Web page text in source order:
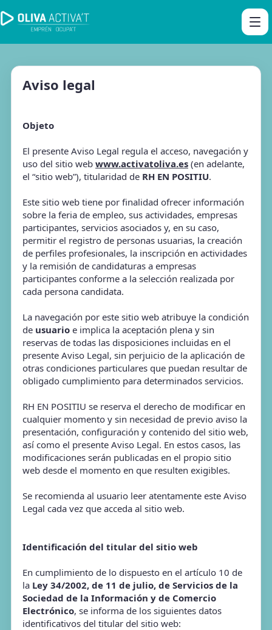
Aviso legal
Objeto
El presente Aviso Legal regula el acceso, navegación y
uso del sitio web www.activatoliva.es (en adelante,
el “sitio web”), titularidad de RH EN POSITIU.
Este sitio web tiene por finalidad ofrecer información
sobre la feria de empleo, sus actividades, empresas
participantes, servicios asociados y, en su caso,
permitir el registro de personas usuarias, la creación
de perfiles profesionales, la inscripción en actividades
y la remisión de candidaturas a empresas
participantes conforme a la selección realizada por
cada persona candidata.
La navegación por este sitio web atribuye la condición
de usuario e implica la aceptación plena y sin
reservas de todas las disposiciones incluidas en el
presente Aviso Legal, sin perjuicio de la aplicación de
otras condiciones particulares que puedan resultar de
obligado cumplimiento para determinados servicios.
RH EN POSITIU se reserva el derecho de modificar en
cualquier momento y sin necesidad de previo aviso la
presentación, configuración y contenido del sitio web,
así como el presente Aviso Legal. En estos casos, las
modificaciones serán publicadas en el propio sitio
web desde el momento en que resulten exigibles.
Se recomienda al usuario leer atentamente este Aviso
Legal cada vez que acceda al sitio web.
Identificación del titular del sitio web
En cumplimiento de lo dispuesto en el artículo 10 de
la Ley 34/2002, de 11 de julio, de Servicios de la
Sociedad de la Información y de Comercio
Electrónico, se informa de los siguientes datos
identificativos del titular del sitio web: